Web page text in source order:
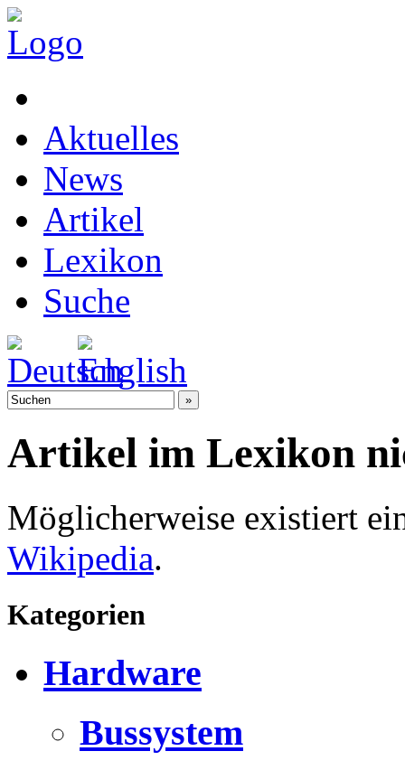
Aktuelles
News
Artikel
Lexikon
Suche
Artikel im Lexikon
Möglicherweise existiert
Wikipedia.
Kategorien
Hardware
Bussystem